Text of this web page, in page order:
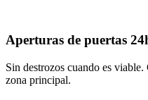
Aperturas de puertas
Sin destrozos cuando es
zona principal.